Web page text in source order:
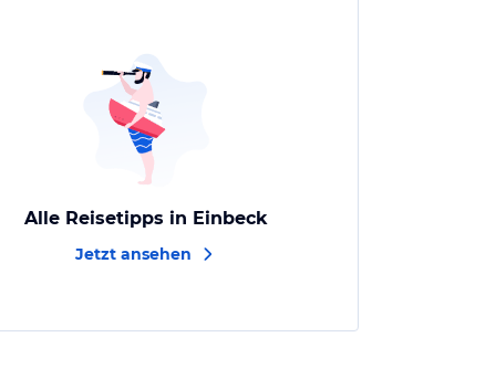
Alle Reisetipps in Einbeck
Jetzt ansehen